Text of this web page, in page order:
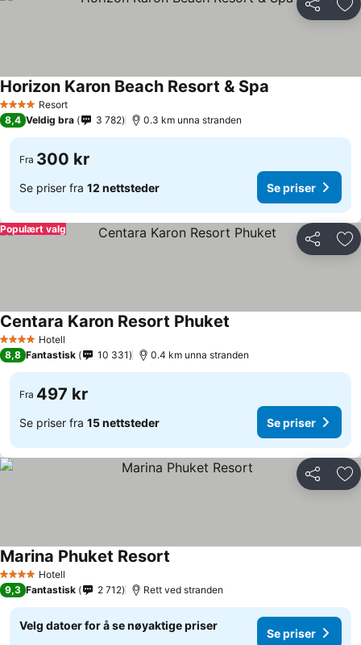
Del
4 StjernerResort
Horizon Karon Beach Resort & Spa
8,4 Veldig bra 3 782 0.3 km unna stranden
Fra 300 kr
Se priser fra 12 nettsteder Se priser
Del
Populært valg
4 StjernerHotell
Centara Karon Resort Phuket
8,8 Fantastisk 10 331 0.4 km unna stranden
Fra 497 kr
Se priser fra 15 nettsteder Se priser
Del
4 StjernerHotell
Marina Phuket Resort
9,3 Fantastisk 2 712 Rett ved stranden
Velg datoer for å se nøyaktige priser
Se priser